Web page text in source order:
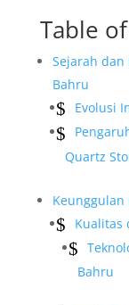
Table
Sejarah dan
Bahru
Evolusi
Quartz
Keunggulan
Kualitas
Bahru